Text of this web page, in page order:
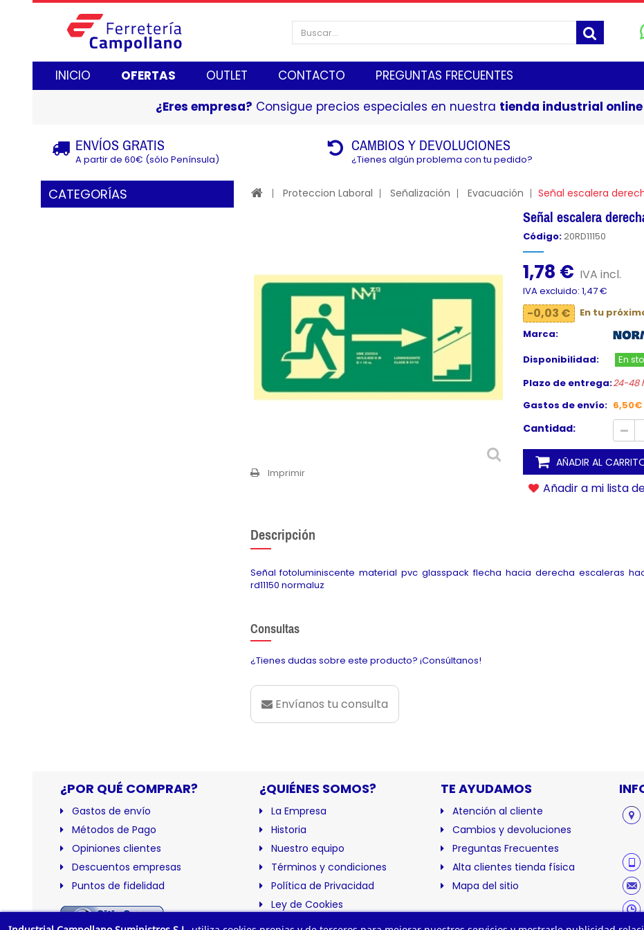
INICIO OFERTAS OUTLET CONTACTO PREGUNTAS FRECUENTES
¿Eres empresa? Consigue precios especiales en nuestra tienda industrial online
ENVÍOS GRATIS
A partir de 60€ (sólo Península)
CAMBIOS Y DEVOLUCIONES
¿Tienes algún problema con tu pedido?
CATEGORÍAS Proteccion Laboral Señalización Evacuación Señal escalera
Imprimir
Señal escalera
Código:20RD11150
1,78 € IVA incl.
IVA excluido: 1,47 €
-0,03 €
En tu
Marca:
Disponibilidad:
En
Plazo de entrega:24-48
Gastos de envío:
Cantidad:
AÑADIR AL
Añadir a mi lista
Descripción
Señal fotoluminiscente material pvc glasspack flecha hacia derecha escaleras
rd11150 normaluz
Consultas
¿Tienes dudas sobre este producto? ¡Consúltanos!
Envíanos tu consulta
¿POR QUÉ COMPRAR?
Gastos de envío
Métodos de Pago
Opiniones clientes
Descuentos empresas
Puntos de fidelidad
¿QUIÉNES SOMOS?
La Empresa
Historia
Nuestro equipo
Términos y condiciones
Política de Privacidad
Ley de Cookies
Certificación
TE AYUDAMOS
Atención al cliente
Cambios y devoluciones
Preguntas Frecuentes
Alta clientes tienda física
Mapa del sitio